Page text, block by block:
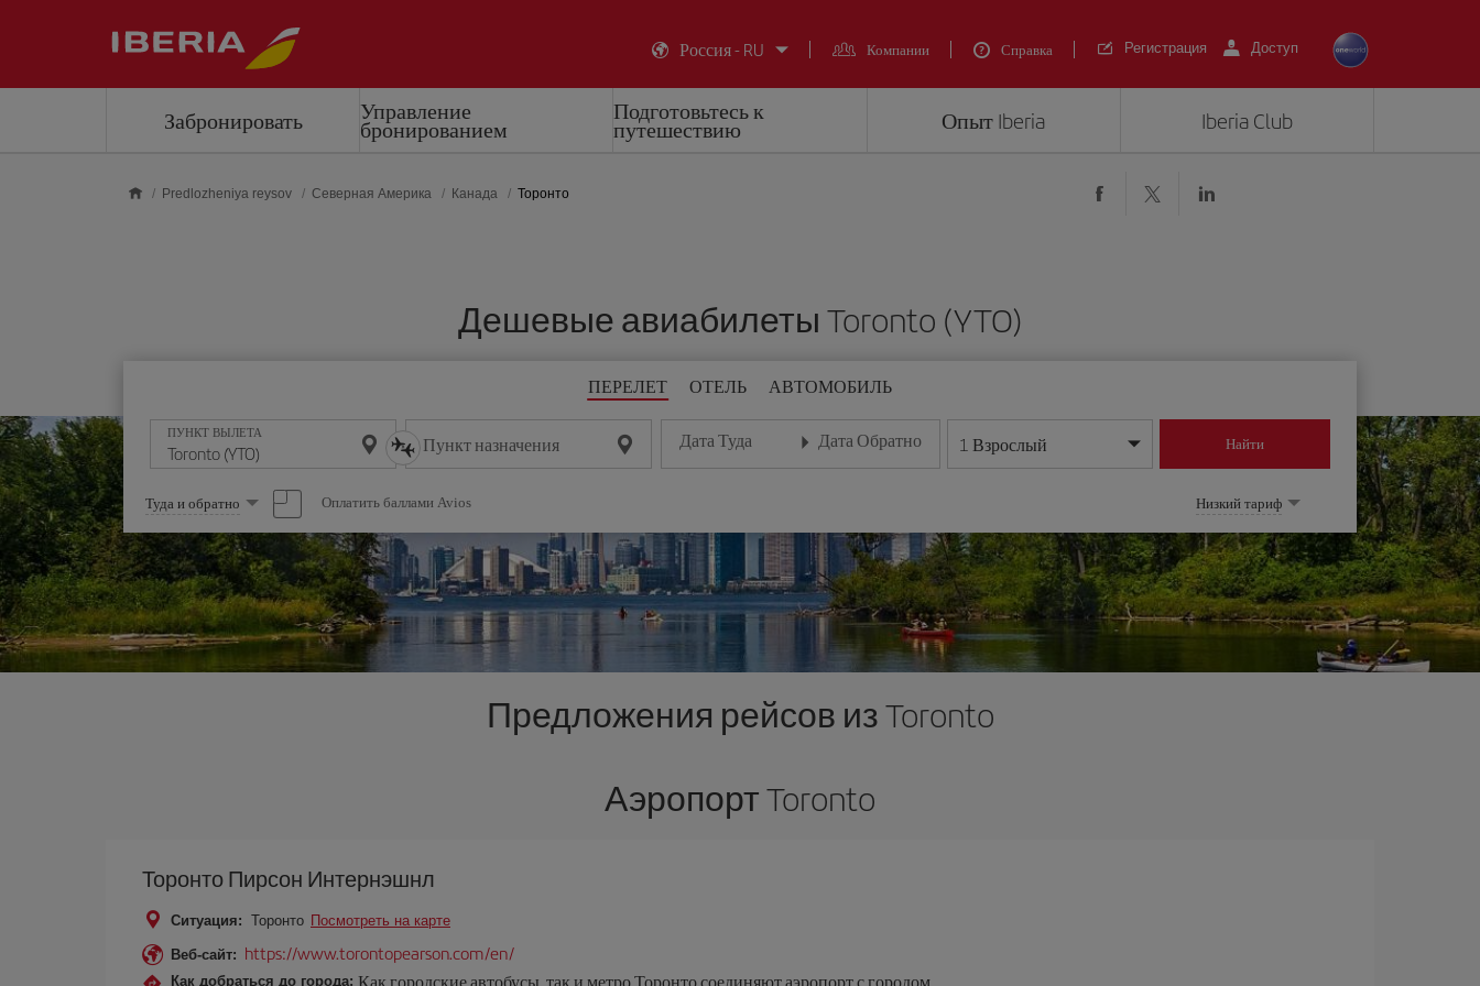
Россия - RU
Компании Справка Регистрация Доступ
Забронировать Управление
бронированием
Подготовьтесь к
путешествию Опыт Iberia Iberia Club
Predlozheniya reysov Северная Америка Канада Торонто
Дешевые авиабилеты Toronto (YTO)
ПЕРЕЛЕТ ОТЕЛЬ АВТОМОБИЛЬ
ПУНКТ ВЫЛЕТА Пункт назначения Дата Туда
Введите дату в формате день/месяц/год
Дата Обратно
Введите дату в формате день/месяц/год
1 Взрослый Найти
Выберите
опцию
Туда и обратно Оплатить баллами Avios Низкий тариф
Предложения рейсов из Toronto
Аэропорт Toronto
Торонто Пирсон Интернэшнл
Ситуация: Торонто Посмотреть на карте
Веб-сайт: https://www.torontopearson.com/en/
Как добраться до города: Как городские автобусы, так и метро Торонто соединяют аэропорт с городом.